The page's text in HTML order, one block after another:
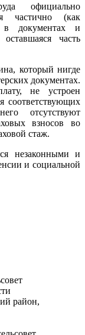
официально
частично (как
в документах и
часть
который нигде
документах.
не устроен
соответствующих
отсутствуют
взносов во
стаж.
незаконными и
и социальной
район,